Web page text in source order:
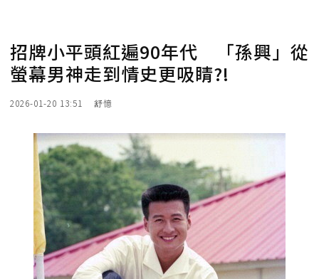
招牌小平頭紅遍90年代 「孫興」從
螢幕男神走到情史更吸睛?!
2026-01-20 13:51 舒憶